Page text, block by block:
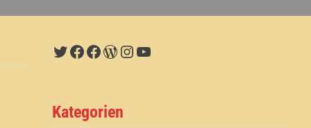
Twitter
Facebook
Facebook
WordPress
Instagram
YouTube
Kategorien